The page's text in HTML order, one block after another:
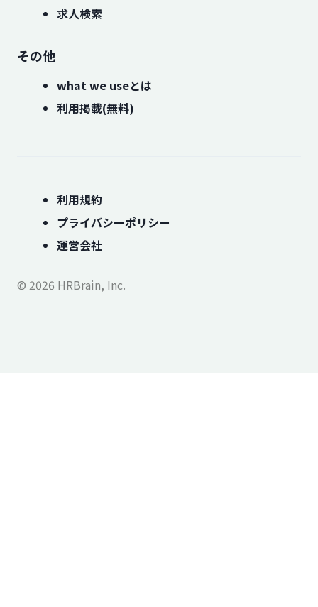
求人検索
その他
what we useとは
利用掲載(無料)
利用規約
プライバシーポリシー
運営会社
© 2026 HRBrain, Inc.